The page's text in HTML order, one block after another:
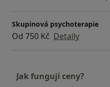
Skupinová psychoterapie
Od 750 Kč Detaily
Jak fungují ceny?